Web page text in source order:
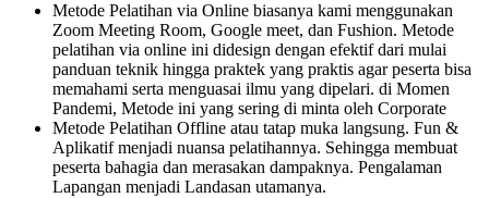
Metode Pelatihan via Online biasanya kami menggunakan
Zoom Meeting Room, Google meet, dan Fushion. Metode
pelatihan via online ini didesign dengan efektif dari mulai
panduan teknik hingga praktek yang praktis agar peserta bisa
memahami serta menguasai ilmu yang dipelari. di Momen
Pandemi, Metode ini yang sering di minta oleh Corporate
Metode Pelatihan Offline atau tatap muka langsung. Fun &
Aplikatif menjadi nuansa pelatihannya. Sehingga membuat
peserta bahagia dan merasakan dampaknya. Pengalaman
Lapangan menjadi Landasan utamanya.